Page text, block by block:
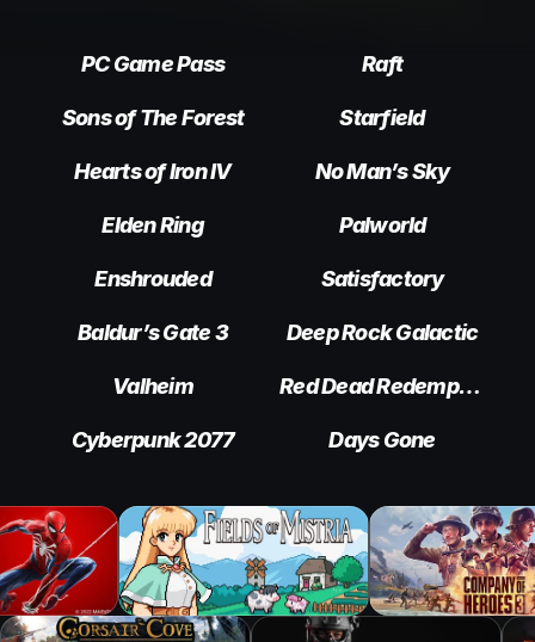
PC Game Pass Raft
Sons of The Forest Starfield
Hearts of Iron IV No Man’s Sky
Elden Ring Palworld
Enshrouded Satisfactory
Baldur’s Gate 3 Deep Rock Galactic
Valheim Red Dead Redemption 2
Cyberpunk 2077 Days Gone